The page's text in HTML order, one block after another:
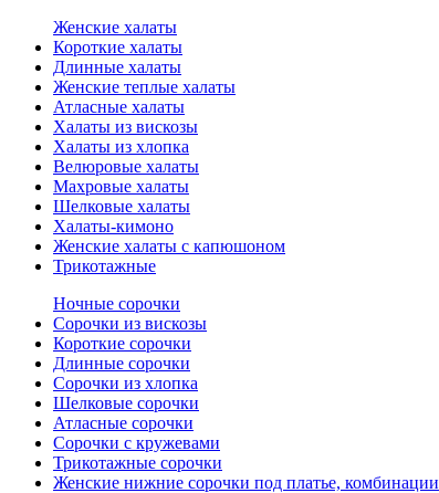
Женские халаты
Короткие халаты
Длинные халаты
Женские теплые халаты
Атласные халаты
Халаты из вискозы
Халаты из хлопка
Велюровые халаты
Махровые халаты
Шелковые халаты
Халаты-кимоно
Женские халаты с капюшоном
Трикотажные
Ночные сорочки
Сорочки из вискозы
Короткие сорочки
Длинные сорочки
Сорочки из хлопка
Шелковые сорочки
Атласные сорочки
Сорочки с кружевами
Трикотажные сорочки
Женские нижние сорочки под платье, комбинации